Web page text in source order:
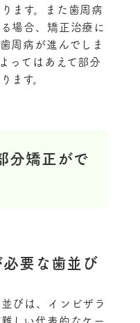
ます。また歯周病
場合、矯正治療に
周病が進んでしま
ってはあえて部分
ます。
分矯正がで
要な歯並び
びは、インビザラ